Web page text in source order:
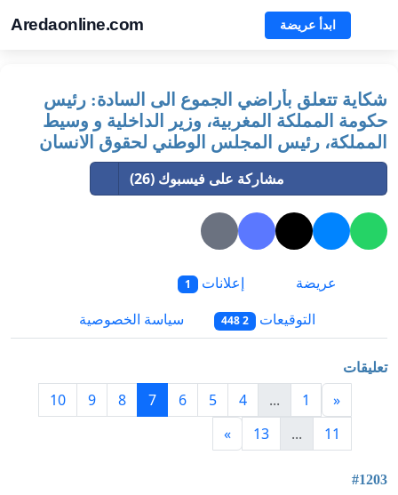
Aredaonline.com ابدأ عريضة
شكاية تتعلق بأراضي الجموع الى السادة: رئيس
حكومة المملكة المغربية، وزير الداخلية و وسيط
المملكة، رئيس المجلس الوطني لحقوق الانسان
مشاركة على فيسبوك (26)
عريضة إعلانات 1
التوقيعات 2 448 سياسة الخصوصية
تعليقات
«
1
...
4
5
6
7
8
9
10
11
...
13
»
#1203